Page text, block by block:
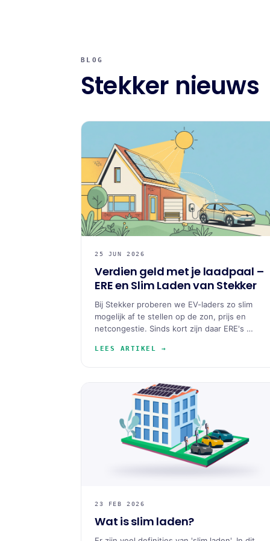
BLOG
Stekker nieuws
25 JUN 2026
Verdien geld met je laadpaal –
ERE en Slim Laden van Stekker
Bij Stekker proberen we EV-laders zo slim
mogelijk af te stellen op de zon, prijs en
netcongestie. Sinds kort zijn daar ERE's …
LEES ARTIKEL →
23 FEB 2026
Wat is slim laden?